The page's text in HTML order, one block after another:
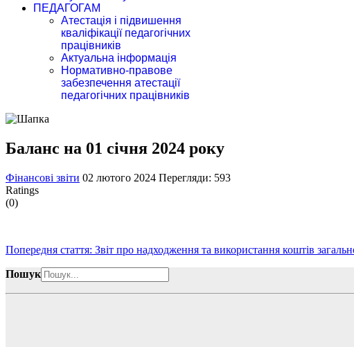
ПЕДАГОГАМ
Атестація і підвишення
кваліфікації педагогічних
працівників
Актуальна інформація
Нормативно-правове
забезпечення атестації
педагогічних працівників
Баланс на 01 січня 2024 року
Фінансові звіти 02 лютого 2024 Перегляди: 593
Ratings
(0)
Попередня стаття: Звіт про надходження та використання коштів
Пошук